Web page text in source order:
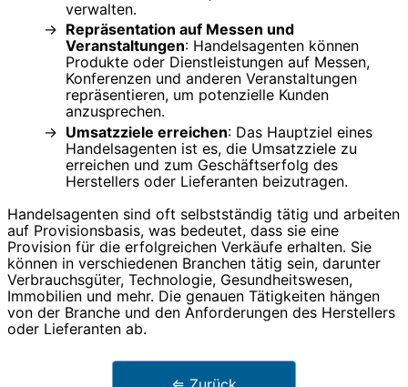
verwalten.
Repräsentation auf Messen und
Veranstaltungen: Handelsagenten können
Produkte oder Dienstleistungen auf Messen,
Konferenzen und anderen Veranstaltungen
repräsentieren, um potenzielle Kunden
anzusprechen.
Umsatzziele erreichen: Das Hauptziel eines
Handelsagenten ist es, die Umsatzziele zu
erreichen und zum Geschäftserfolg des
Herstellers oder Lieferanten beizutragen.
Handelsagenten sind oft selbstständig tätig und arbeiten
auf Provisionsbasis, was bedeutet, dass sie eine
Provision für die erfolgreichen Verkäufe erhalten. Sie
können in verschiedenen Branchen tätig sein, darunter
Verbrauchsgüter, Technologie, Gesundheitswesen,
Immobilien und mehr. Die genauen Tätigkeiten hängen
von der Branche und den Anforderungen des Herstellers
oder Lieferanten ab.